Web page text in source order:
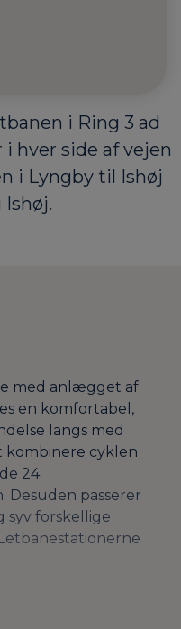
i Ring 3 ad
hver side af vejen
i Lyngby til Ishøj
Ishøj.
med anlægget af
en komfortabel,
langs med
kombinere cyklen
24
Desuden passerer
syv forskellige